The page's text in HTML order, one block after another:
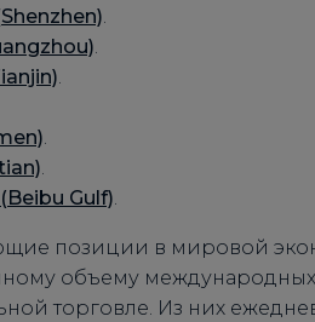
.
.
.
.
.
Gulf).
позиции в мировой
объему
торговле. Из них